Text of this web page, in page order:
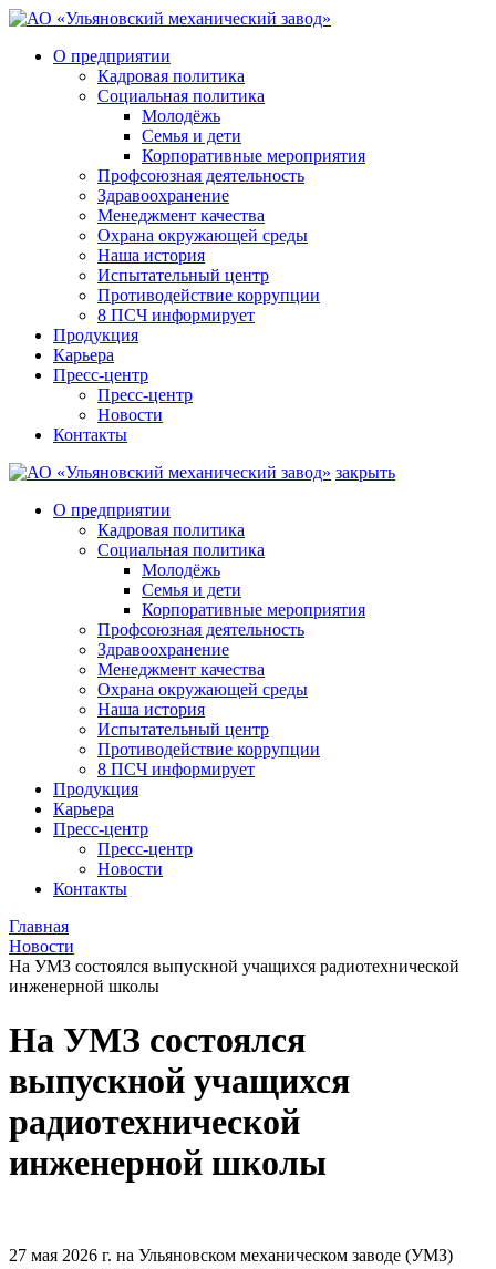
О предприятии
Кадровая политика
Социальная политика
Молодёжь
Семья и дети
Корпоративные мероприятия
Профсоюзная деятельность
Здравоохранение
Менеджмент качества
Охрана окружающей среды
Наша история
Испытательный центр
Противодействие коррупции
8 ПСЧ информирует
Продукция
Карьера
Пресс-центр
Пресс-центр
Новости
Контакты
закрыть
О предприятии
Кадровая политика
Социальная политика
Молодёжь
Семья и дети
Корпоративные мероприятия
Профсоюзная деятельность
Здравоохранение
Менеджмент качества
Охрана окружающей среды
Наша история
Испытательный центр
Противодействие коррупции
8 ПСЧ информирует
Продукция
Карьера
Пресс-центр
Пресс-центр
Новости
Контакты
Главная
Новости
На УМЗ состоялся выпускной учащихся радиотехнической
инженерной школы
На УМЗ состоялся
выпускной учащихся
радиотехнической
инженерной школы
27 мая 2026 г. на Ульяновском механическом заводе (УМЗ)